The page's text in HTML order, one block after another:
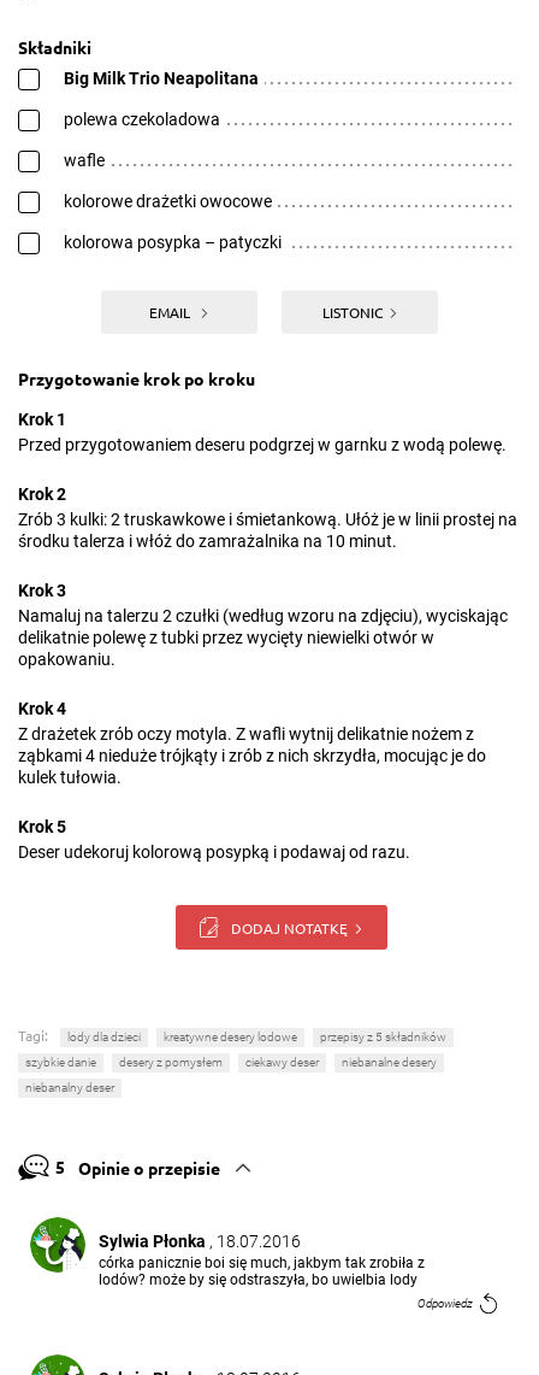
Składniki
Big Milk Trio Neapolitana
polewa czekoladowa
wafle
kolorowe drażetki owocowe
kolorowa posypka – patyczki
EMAIL LISTONIC
Przygotowanie krok po kroku
Krok 1
Przed przygotowaniem deseru podgrzej w garnku z wodą polewę.
Krok 2
Zrób 3 kulki: 2 truskawkowe i śmietankową. Ułóż je w linii prostej na
środku talerza i włóż do zamrażalnika na 10 minut.
Krok 3
Namaluj na talerzu 2 czułki (według wzoru na zdjęciu), wyciskając
delikatnie polewę z tubki przez wycięty niewielki otwór w
opakowaniu.
Krok 4
Z drażetek zrób oczy motyla. Z wafli wytnij delikatnie nożem z
ząbkami 4 nieduże trójkąty i zrób z nich skrzydła, mocując je do
kulek tułowia.
Krok 5
Deser udekoruj kolorową posypką i podawaj od razu.
DODAJ NOTATKĘ
Tagi: lody dla dzieci kreatywne desery lodowe
przepisy z 5 składników
szybkie danie
desery z pomysłem ciekawy deser
niebanalne desery
niebanalny deser
5 Opinie o przepisie
Sylwia Płonka , 18.07.2016
córka panicznie boi się much, jakbym tak zrobiła z
lodów? może by się odstraszyła, bo uwielbia lody
Odpowiedz